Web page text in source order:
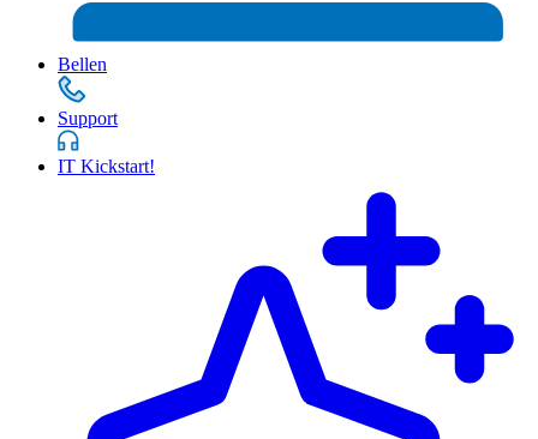
Bellen
Support
IT Kickstart!